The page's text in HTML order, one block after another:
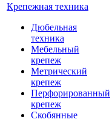
Крепежная техника
Дюбельная
техника
Мебельный
крепеж
Метрический
крепеж
Перфорированный
крепеж
Скобянные